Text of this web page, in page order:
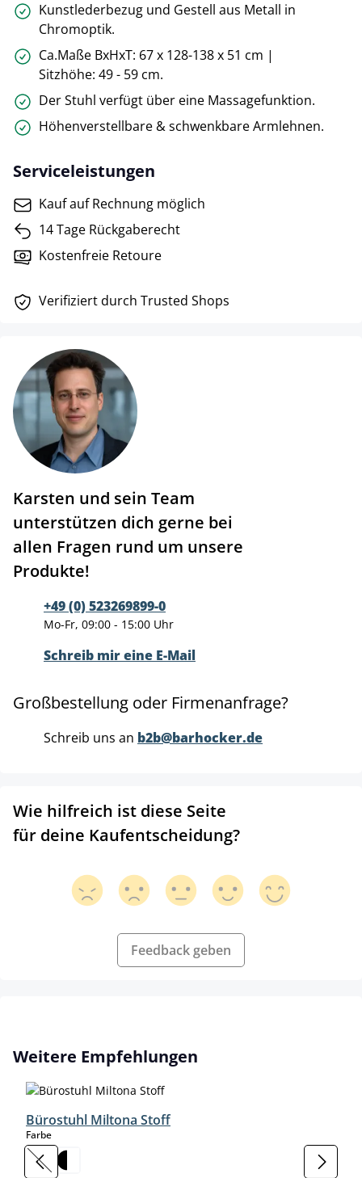
Kunstlederbezug und Gestell aus Metall in
Chromoptik.
Ca.Maße BxHxT: 67 x 128-138 x 51 cm |
Sitzhöhe: 49 - 59 cm.
Der Stuhl verfügt über eine Massagefunktion.
Höhenverstellbare & schwenkbare Armlehnen.
Serviceleistungen
Kauf auf Rechnung möglich
14 Tage Rückgaberecht
Kostenfreie Retoure
Verifiziert durch Trusted Shops
Karsten und sein Team
unterstützen dich gerne bei
allen Fragen rund um unsere
Produkte!
+49 (0) 523269899-0
Mo-Fr, 09:00 - 15:00 Uhr
Schreib mir eine E-Mail
Großbestellung oder Firmenanfrage?
Schreib uns an b2b@barhocker.de
Wie hilfreich ist diese Seite
für deine Kaufentscheidung?
Feedback geben
Produktgalerie überspringen
Weitere Empfehlungen
Bürostuhl Miltona Stoff
Farbeauswählen
(Diese Option ist zurzeit nicht verfügbar.)